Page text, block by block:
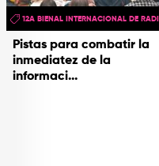
Pistas para combatir la
inmediatez de la
informaci...
12A BIENAL INTERNACIONAL DE